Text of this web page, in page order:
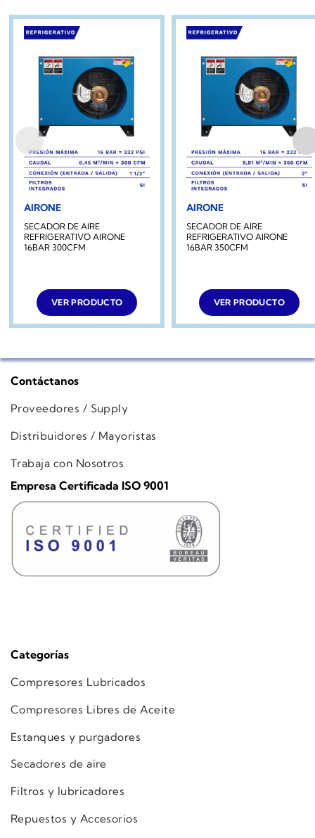
AIRONE
SECADOR DE AIRE
REFRIGERATIVO AIRONE
16BAR 300CFM
VER PRODUCTO
AIRONE
SECADOR DE AIRE
REFRIGERATIVO AIRONE
16BAR 350CFM
VER PRODUCTO
Categorías
Compresores Lubricados
Compresores Libres de Aceite
Estanques y purgadores
Secadores de aire
Filtros y lubricadores
Repuestos y Accesorios
Contáctanos
Proveedores / Supply
Distribuidores / Mayoristas
Trabaja con Nosotros
Empresa Certificada ISO 9001